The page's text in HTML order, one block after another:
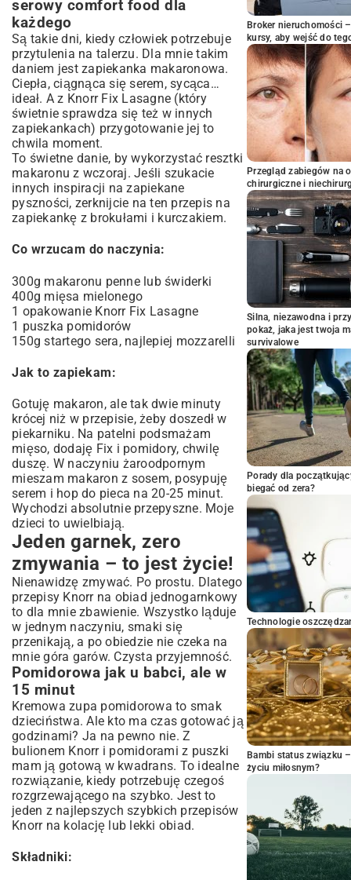
serowy comfort food dla
każdego
Są takie dni, kiedy człowiek potrzebuje
przytulenia na talerzu. Dla mnie takim
daniem jest zapiekanka makaronowa.
Ciepła, ciągnąca się serem, sycąca…
ideał. A z Knorr Fix Lasagne (który
świetnie sprawdza się też w innych
zapiekankach) przygotowanie jej to
chwila moment.
To świetne danie, by wykorzystać resztki
makaronu z wczoraj. Jeśli szukacie
innych inspiracji na zapiekane
pyszności, zerknijcie na ten przepis na
zapiekankę z brokułami i kurczakiem.
Co wrzucam do naczynia:
300g makaronu penne lub świderki
400g mięsa mielonego
1 opakowanie Knorr Fix Lasagne
1 puszka pomidorów
150g startego sera, najlepiej mozzarelli
Jak to zapiekam:
Gotuję makaron, ale tak dwie minuty
krócej niż w przepisie, żeby doszedł w
piekarniku. Na patelni podsmażam
mięso, dodaję Fix i pomidory, chwilę
duszę. W naczyniu żaroodpornym
mieszam makaron z sosem, posypuję
serem i hop do pieca na 20-25 minut.
Wychodzi absolutnie przepyszne. Moje
dzieci to uwielbiają.
Jeden garnek, zero
zmywania – to jest życie!
Nienawidzę zmywać. Po prostu. Dlatego
przepisy Knorr na obiad jednogarnkowy
to dla mnie zbawienie. Wszystko ląduje
w jednym naczyniu, smaki się
przenikają, a po obiedzie nie czeka na
mnie góra garów. Czysta przyjemność.
Pomidorowa jak u babci, ale w
15 minut
Kremowa zupa pomidorowa to smak
dzieciństwa. Ale kto ma czas gotować ją
godzinami? Ja na pewno nie. Z
bulionem Knorr i pomidorami z puszki
mam ją gotową w kwadrans. To idealne
rozwiązanie, kiedy potrzebuję czegoś
rozgrzewającego na szybko. Jest to
jeden z najlepszych szybkich przepisów
Knorr na kolację lub lekki obiad.
Składniki:
Broker nieruchomości
kursy, aby wejść do
Przegląd zabiegów na
chirurgiczne i
Silna, niezawodna i
pokaż, jaka jest twoja
survivalowe
Porady dla
biegać od zera?
Technologie
Bambi status związku
życiu miłosnym?